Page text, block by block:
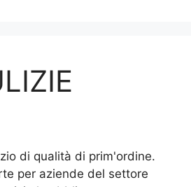
di qualità di prim'ordine.
per aziende del settore